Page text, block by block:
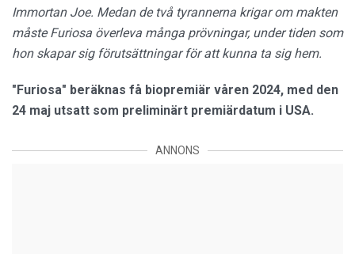
Immortan Joe. Medan de två tyrannerna krigar om makten
måste Furiosa överleva många prövningar, under tiden som
hon skapar sig förutsättningar för att kunna ta sig hem.
"Furiosa" beräknas få biopremiär våren 2024, med den
24 maj utsatt som preliminärt premiärdatum i USA.
ANNONS